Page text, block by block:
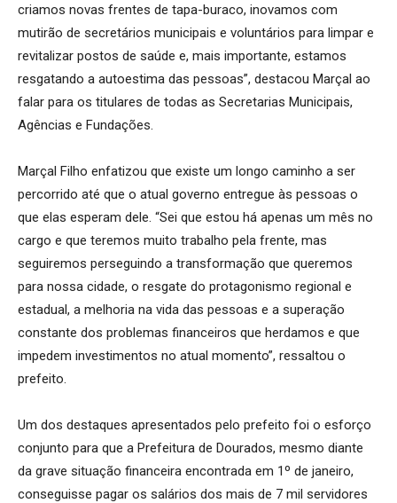
criamos novas frentes de tapa-buraco, inovamos com
mutirão de secretários municipais e voluntários para limpar e
revitalizar postos de saúde e, mais importante, estamos
resgatando a autoestima das pessoas”, destacou Marçal ao
falar para os titulares de todas as Secretarias Municipais,
Agências e Fundações.
Marçal Filho enfatizou que existe um longo caminho a ser
percorrido até que o atual governo entregue às pessoas o
que elas esperam dele. “Sei que estou há apenas um mês no
cargo e que teremos muito trabalho pela frente, mas
seguiremos perseguindo a transformação que queremos
para nossa cidade, o resgate do protagonismo regional e
estadual, a melhoria na vida das pessoas e a superação
constante dos problemas financeiros que herdamos e que
impedem investimentos no atual momento”, ressaltou o
prefeito.
Um dos destaques apresentados pelo prefeito foi o esforço
conjunto para que a Prefeitura de Dourados, mesmo diante
da grave situação financeira encontrada em 1º de janeiro,
conseguisse pagar os salários dos mais de 7 mil servidores